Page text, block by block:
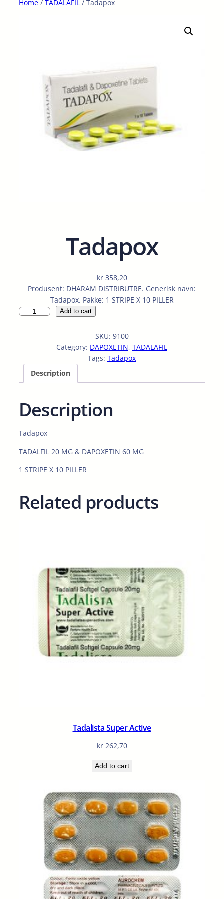
Home / TADALAFIL / Tadapox
Tadapox
kr358,20
Produsent: DHARAM DISTRIBUTRE. Generisk navn:
Tadapox. Pakke: 1 STRIPE X 10 PILLER
T
t
t
y
Add to cart
SKU: 9100
Category: DAPOXETIN, TADALAFIL
Tags: Tadapox
Description
Description
Tadapox
TADALFIL 20 MG & DAPOXETIN 60 MG
1 STRIPE X 10 PILLER
Related products
Tadalista Super Active
kr262,70
Add to cart